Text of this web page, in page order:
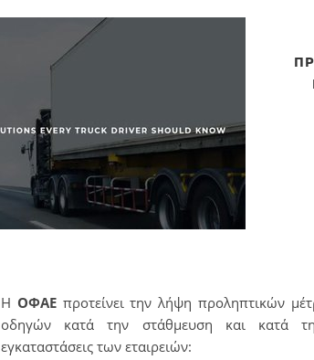
Η ΟΦΑΕπροτείνει την λήψη προληπτικών
οδηγών κατά την στάθμευση και κατά τη
εγκαταστάσεις των εταιρειών: